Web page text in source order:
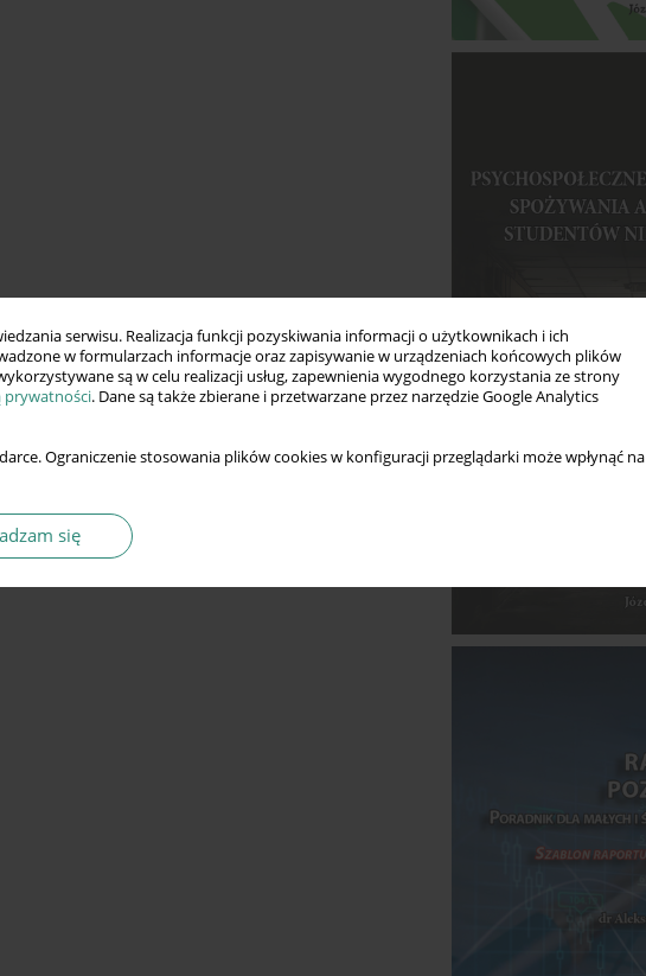
serwisu. Realizacja funkcji pozyskiwania informacji o użytkownikach i ich
w formularzach informacje oraz zapisywanie w urządzeniach końcowych plików
są w celu realizacji usług, zapewnienia wygodnego korzystania ze strony
prywatności. Dane są także zbierane i przetwarzane przez narzędzie Google Analytics
Ograniczenie stosowania plików cookies w konfiguracji przeglądarki może wpłynąć na
się